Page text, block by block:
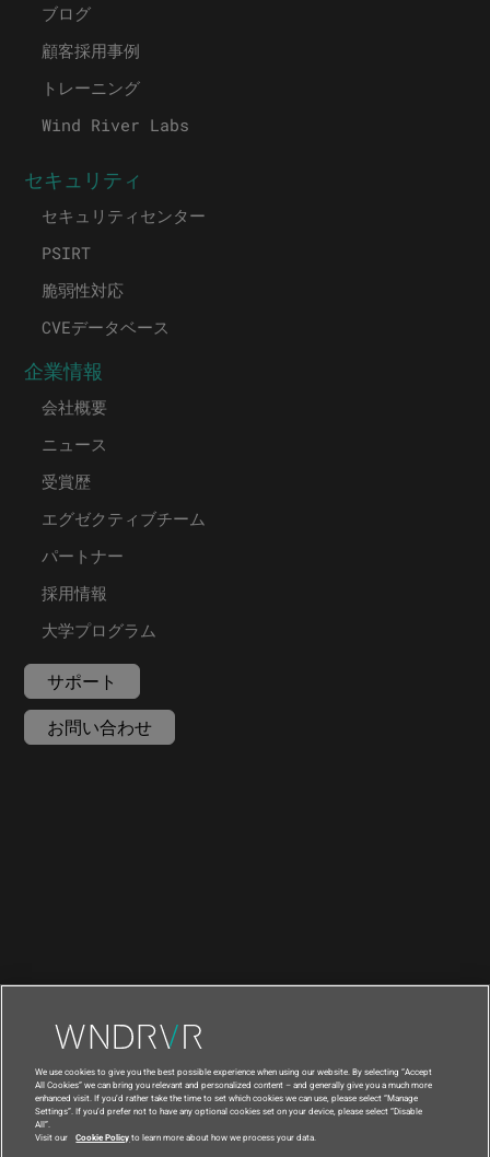
ブログ
顧客採用事例
トレーニング
Wind River Labs
セキュリティ
セキュリティセンター
PSIRT
脆弱性対応
CVEデータベース
企業情報
会社概要
ニュース
受賞歴
エグゼクティブチーム
パートナー
採用情報
大学プログラム
サポート
お問い合わせ
利用規約 | プライバシー
| フィードバック |
国
© 2021 Wind River Systems, Inc.
We use cookies to give you the best possible experience when using our website. By selecting “Accept
All Cookies” we can bring you relevant and personalized content – and generally give you a much more
enhanced visit. If you’d rather take the time to set which cookies we can use, please select “Manage
Settings”. If you’d prefer not to have any optional cookies set on your device, please select “Disable
All”.
Visit our
Cookie Policyto learn more about how we process your data.